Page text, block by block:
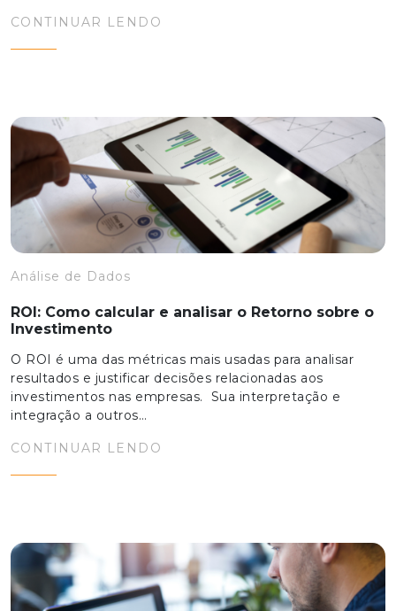
CONTINUAR LENDO
Análise de Dados
ROI: Como calcular e analisar o Retorno sobre o
Investimento
O ROI é uma das métricas mais usadas para analisar
resultados e justificar decisões relacionadas aos
investimentos nas empresas. Sua interpretação e
integração a outros…
CONTINUAR LENDO